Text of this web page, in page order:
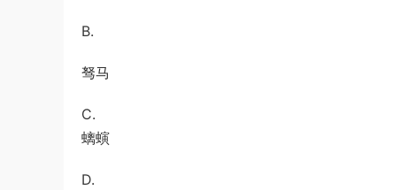
B.
驽马
C.
螭螾
D.